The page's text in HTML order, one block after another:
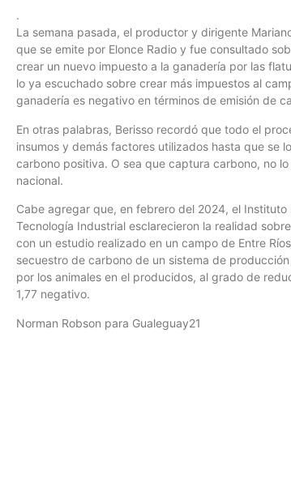
.
La semana pasada, el productor y dirigente
que se emite por Elonce Radio y fue consultado
crear un nuevo impuesto a la ganadería por las
lo ya escuchado sobre crear más impuestos al
ganadería es negativo en términos de emisión de
En otras palabras, Berisso recordó que todo el
insumos y demás factores utilizados hasta que se
carbono positiva. O sea que captura carbono, no
nacional.
Cabe agregar que, en febrero del 2024, el
Tecnología Industrial esclarecieron la realidad
con un estudio realizado en un campo de Entre
secuestro de carbono de un sistema de
por los animales en el producidos, al grado de
1,77 negativo.
Norman Robson para Gualeguay21